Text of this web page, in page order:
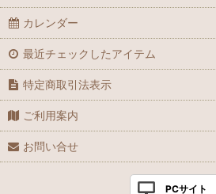
カレンダー
最近チェックしたアイテム
特定商取引法表示
ご利用案内
お問い合せ
PCサイト